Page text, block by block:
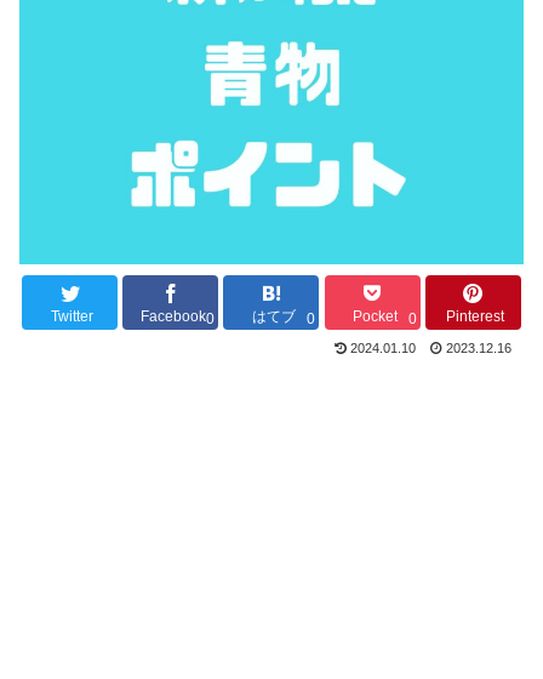
Twitter Facebook0 はてブ 0 Pocket 0 Pinterest
2024.01.10 2023.12.16